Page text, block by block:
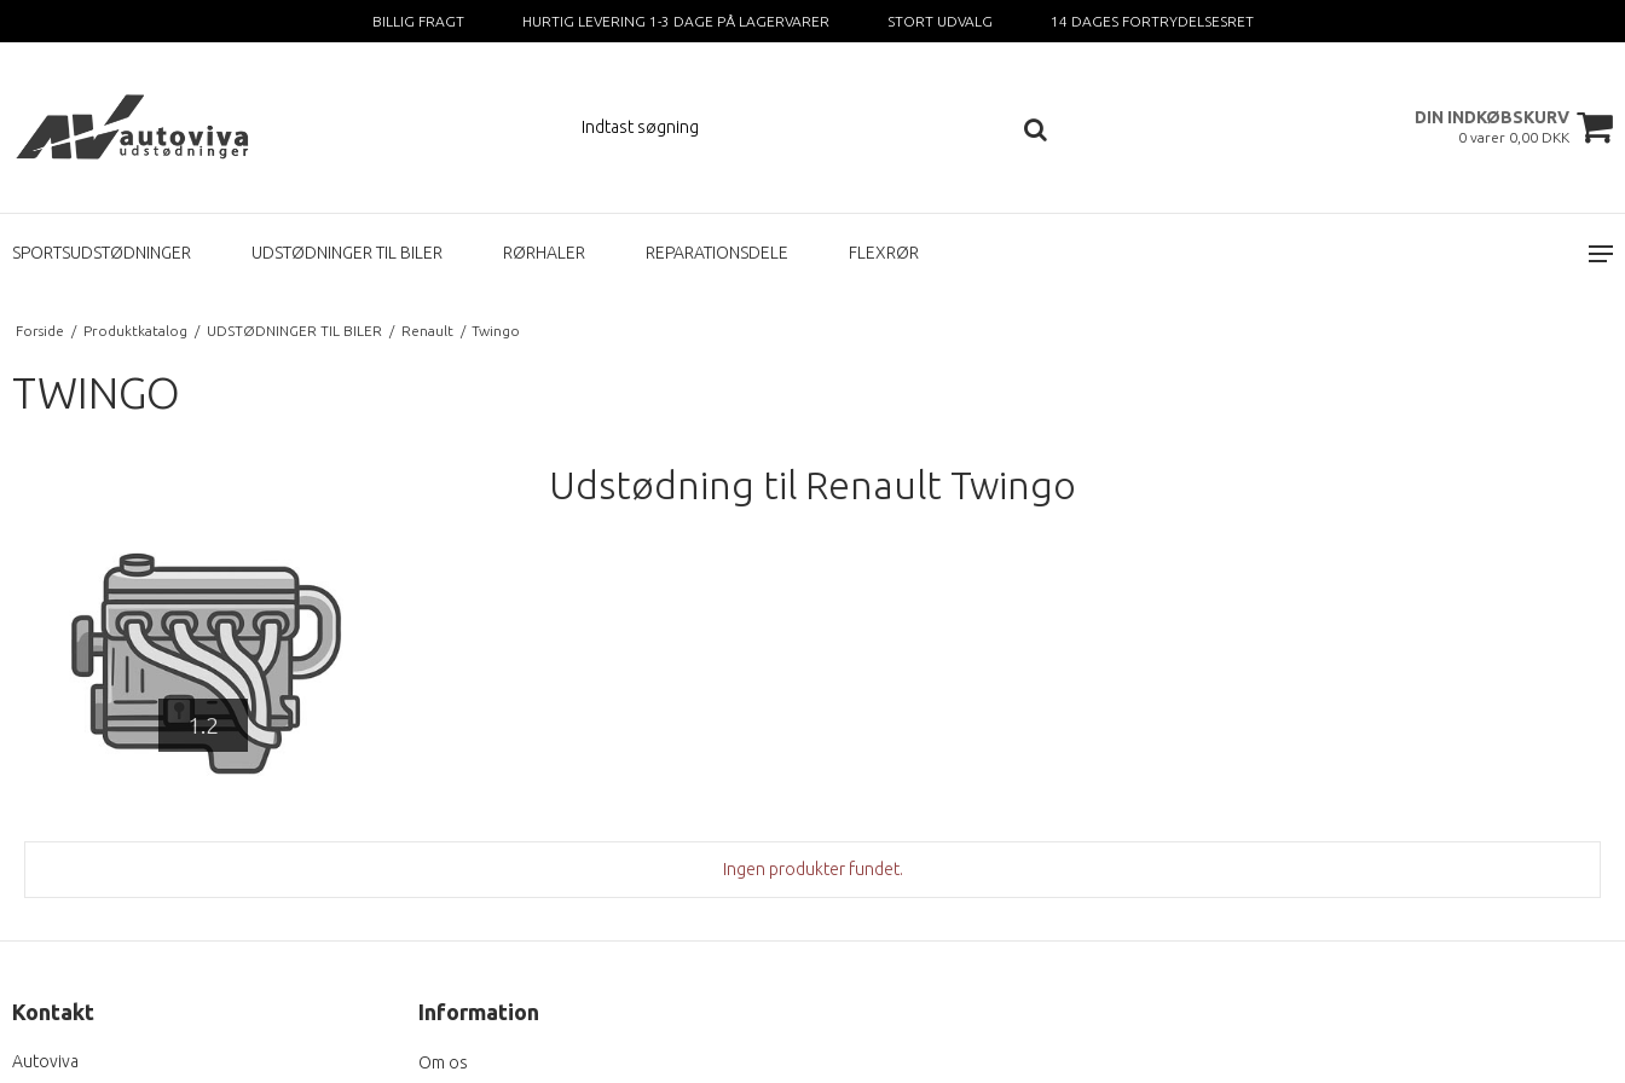
BILLIG FRAGT HURTIG LEVERING 1-3 DAGE PÅ LAGERVARER STORT UDVALG 14 DAGES FORTRYDELSESRET
DIN INDKØBSKURV
0 varer 0,00 DKK
SPORTSUDSTØDNINGER UDSTØDNINGER TIL BILER RØRHALER REPARATIONSDELE FLEXRØR
Forside / Produktkatalog / UDSTØDNINGER TIL BILER / Renault / Twingo
TWINGO
Udstødning til Renault Twingo
1.2
Ingen produkter fundet.
Kontakt
Autoviva
Information
Om os